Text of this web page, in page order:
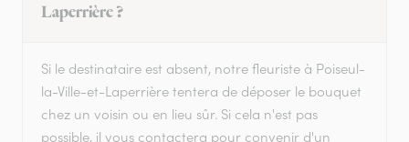
Laperrière ?
Si le destinataire est absent, notre fleuriste à Poiseul-
la-Ville-et-Laperrière tentera de déposer le bouquet
chez un voisin ou en lieu sûr. Si cela n'est pas
possible, il vous contactera pour convenir d'un